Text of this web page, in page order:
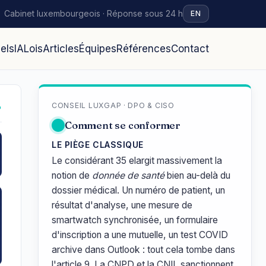
Cabinet luxembourgeois · Réponse sous 24 h EN
IALoisArticlesÉquipesRéférencesContact
CONSEIL LUXGAP · DPO & CISO
Comment se conformer
LE PIÈGE CLASSIQUE
Le considérant 35 elargit massivement la
notion de donnée de santébien au-delà du
dossier médical. Un numéro de patient, un
résultat d'analyse, une mesure de
smartwatch synchronisée, un formulaire
d'inscription a une mutuelle, un test COVID
archive dans Outlook : tout cela tombe dans